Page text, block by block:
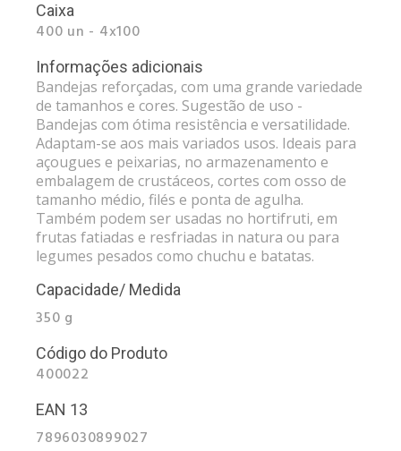
Caixa
400 un - 4x100
Informações adicionais
Bandejas reforçadas, com uma grande variedade
de tamanhos e cores. Sugestão de uso -
Bandejas com ótima resistência e versatilidade.
Adaptam-se aos mais variados usos. Ideais para
açougues e peixarias, no armazenamento e
embalagem de crustáceos, cortes com osso de
tamanho médio, filés e ponta de agulha.
Também podem ser usadas no hortifruti, em
frutas fatiadas e resfriadas in natura ou para
legumes pesados como chuchu e batatas.
Capacidade/ Medida
350 g
Código do Produto
400022
EAN 13
7896030899027